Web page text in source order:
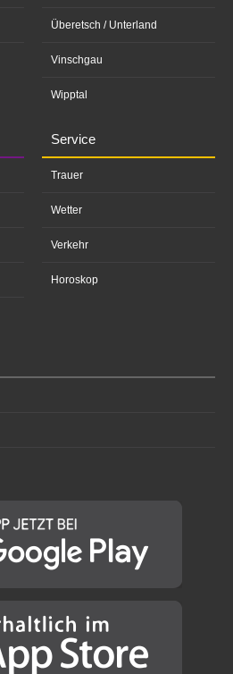
Überetsch / Unterland
Vinschgau
Wipptal
Service
Trauer
Wetter
Verkehr
Horoskop